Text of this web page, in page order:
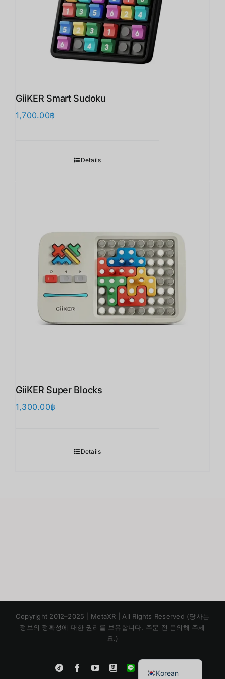
GiiKER Smart Sudoku
1,700.00฿
Details
GiiKER Super Blocks
1,300.00฿
Details
Copyright 2012–2025 | MetaXR | All Rights Reserved (당사는
정보의 정확성에 대한 권리를 보유합니다. 주문 전 문의해 주세
요.)
Tiktok FacebookYouTubeBlogger
LINE
Korean
Chinese